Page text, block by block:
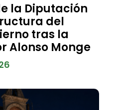
la Diputación
del
tras la
Alonso Monge